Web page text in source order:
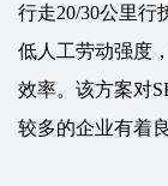
行走20/30公里行
低人工劳动强度
效率。该方案对
较多的企业有着